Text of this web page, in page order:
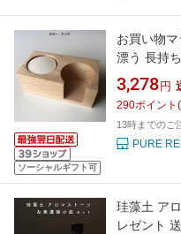
ソーシャルギフト可
お買い物
漂う 長持
ロマストー
雑貨 玄関
ロック ア
ト 癒し ギ
3,278 円
290ポイント (
13時までのご
PURE
珪藻土 ア
レゼント